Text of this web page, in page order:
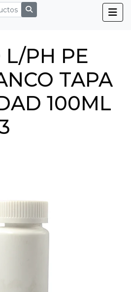
L/PH PE
TAPA
100ML